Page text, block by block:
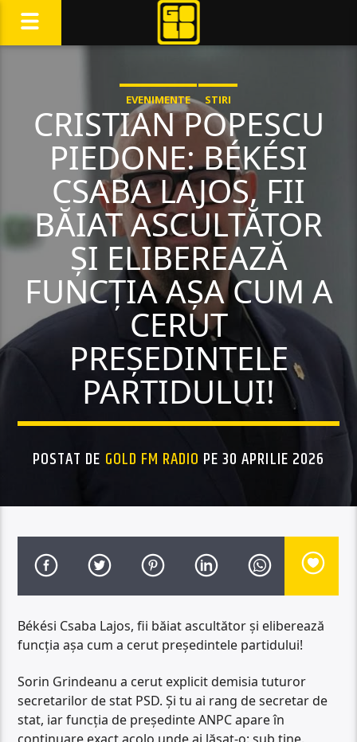
EVENIMENTE STIRI
CRISTIAN POPESCU
PIEDONE: BÉKÉSI
CSABA LAJOS, FII
BĂIAT ASCULTĂTOR
ȘI ELIBEREAZĂ
FUNCȚIA AȘA CUM A
CERUT
PREȘEDINTELE
PARTIDULUI!
POSTAT DE GOLD FM RADIO PE 30 APRILIE 2026
Békési Csaba Lajos, fii băiat ascultător și eliberează
funcția așa cum a cerut președintele partidului!
Sorin Grindeanu a cerut explicit demisia tuturor
secretarilor de stat PSD. Și tu ai rang de secretar de
stat, iar funcția de președinte ANPC apare în